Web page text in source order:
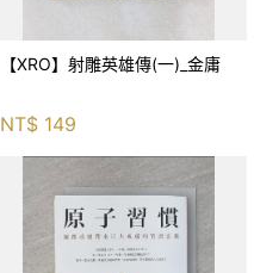
【XRO】射雕英雄傳(一)_金庸
NT$ 149